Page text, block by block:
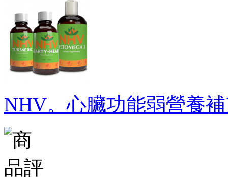
NHV。心臟功能弱營養